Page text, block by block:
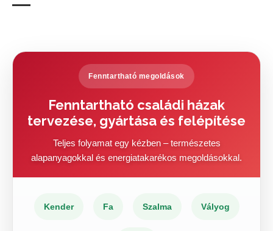
Fenntartható megoldások
Fenntartható családi házak
tervezése, gyártása és felépítése
Teljes folyamat egy kézben – természetes
alapanyagokkal és energiatakarékos megoldásokkal.
Kender Fa Szalma Vályog